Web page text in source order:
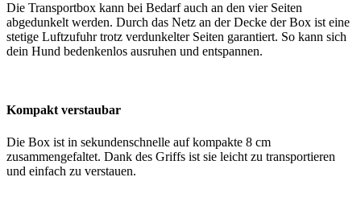
Die Transportbox kann bei Bedarf auch an den vier Seiten
abgedunkelt werden. Durch das Netz an der Decke der Box ist eine
stetige Luftzufuhr trotz verdunkelter Seiten garantiert. So kann sich
dein Hund bedenkenlos ausruhen und entspannen.
Kompakt verstaubar
Die Box ist in sekundenschnelle auf kompakte 8 cm
zusammengefaltet. Dank des Griffs ist sie leicht zu transportieren
und einfach zu verstauen.